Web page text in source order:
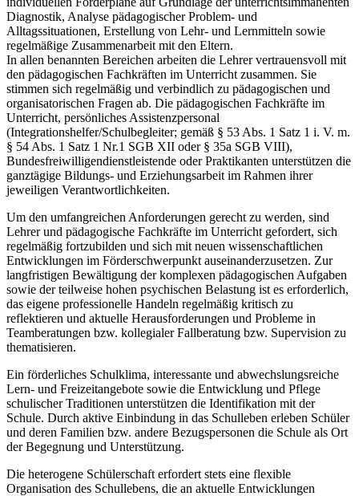
Diagnostik, Analyse pädagogischer Problem- und
Alltagssituationen, Erstellung von Lehr- und Lernmitteln sowie
regelmäßige Zusammenarbeit mit den Eltern.
In allen benannten Bereichen arbeiten die Lehrer vertrauensvoll mit
den pädagogischen Fachkräften im Unterricht zusammen. Sie
stimmen sich regelmäßig und verbindlich zu pädagogischen und
organisatorischen Fragen ab. Die pädagogischen Fachkräfte im
Unterricht, persönliches Assistenzpersonal
(Integrationshelfer/Schulbegleiter; gemäß § 53 Abs. 1 Satz 1 i. V. m.
§ 54 Abs. 1 Satz 1 Nr.1 SGB XII oder § 35a SGB VIII),
Bundesfreiwilligendienstleistende oder Praktikanten unterstützen die
ganztägige Bildungs- und Erziehungsarbeit im Rahmen ihrer
jeweiligen Verantwortlichkeiten.
Um den umfangreichen Anforderungen gerecht zu werden, sind
Lehrer und pädagogische Fachkräfte im Unterricht gefordert, sich
regelmäßig fortzubilden und sich mit neuen wissenschaftlichen
Entwicklungen im Förderschwerpunkt auseinanderzusetzen. Zur
langfristigen Bewältigung der komplexen pädagogischen Aufgaben
sowie der teilweise hohen psychischen Belastung ist es erforderlich,
das eigene professionelle Handeln regelmäßig kritisch zu
reflektieren und aktuelle Herausforderungen und Probleme in
Teamberatungen bzw. kollegialer Fallberatung bzw. Supervision zu
thematisieren.
Ein förderliches Schulklima, interessante und abwechslungsreiche
Lern- und Freizeitangebote sowie die Entwicklung und Pflege
schulischer Traditionen unterstützen die Identifikation mit der
Schule. Durch aktive Einbindung in das Schulleben erleben Schüler
und deren Familien bzw. andere Bezugspersonen die Schule als Ort
der Begegnung und Unterstützung.
Die heterogene Schülerschaft erfordert stets eine flexible
Organisation des Schullebens, die an aktuelle Entwicklungen